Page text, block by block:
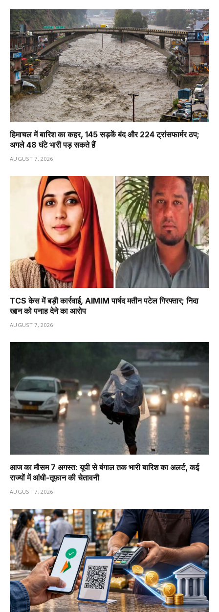
हिमाचल में बारिश का कहर, 145 सड़कें बंद और 224 ट्रांसफार्मर ठप;
अगले 48 घंटे भारी पड़ सकते हैं
AUGUST 7, 2026
TCS केस में बड़ी कार्रवाई, AIMIM पार्षद मतीन पटेल गिरफ्तार; निदा
खान को पनाह देने का आरोप
AUGUST 7, 2026
आज का मौसम 7 अगस्त: यूपी से बंगाल तक भारी बारिश का अलर्ट, कई
राज्यों में आंधी-तूफान की चेतावनी
AUGUST 7, 2026